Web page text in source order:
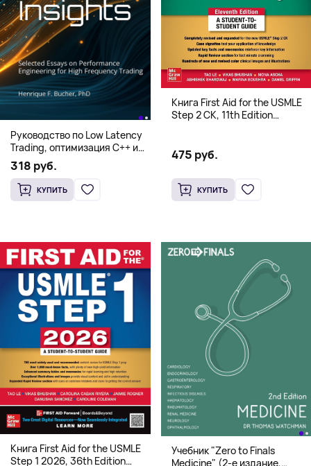
Руководство по Low Latency
Trading, оптимизация C++ и
системная архитектура для
HFT
318 руб.
КУПИТЬ
Книга First Aid for the USMLE
Step 2 CK, 11th Edition
475 руб.
КУПИТЬ
Книга First Aid for the USMLE
Step 1 2026, 36th Edition
Учебник "Zero to Finals
Medicine" (2-е издание,